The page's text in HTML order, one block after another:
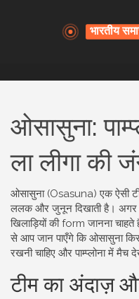
ओसासुना:
ला लीगा की
ओसासुना (Osasuna) एक ऐसी
ललक और जुनून दिखाती है। अगर
खिलाड़ियों की form जानना
से आप जान पाएँगे कि ओसासुना
रखनी चाहिए और पाम्प्लोना में
टीम का अंदाज़